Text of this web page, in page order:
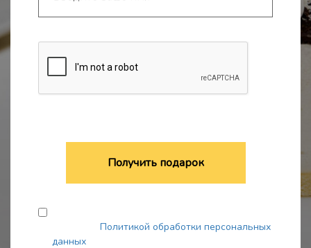
Получить подарок
Политикой обработки персональных
данных